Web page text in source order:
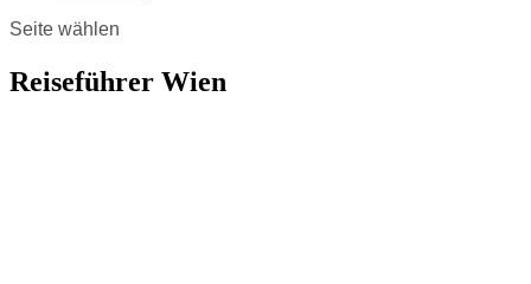
Seite wählen
Reiseführer Wien